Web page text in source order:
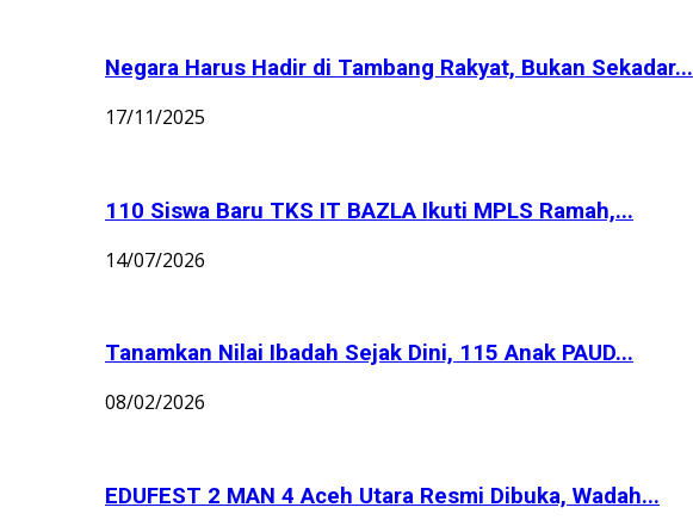
Negara Harus Hadir di Tambang Rakyat, Bukan Sekadar...
17/11/2025
110 Siswa Baru TKS IT BAZLA Ikuti MPLS Ramah,...
14/07/2026
Tanamkan Nilai Ibadah Sejak Dini, 115 Anak PAUD...
08/02/2026
EDUFEST 2 MAN 4 Aceh Utara Resmi Dibuka, Wadah...